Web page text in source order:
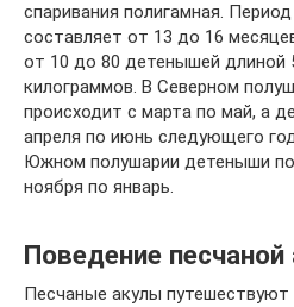
спаривания полигамная.
составляет от 13 до 16
от 10 до 80 детенышей длиной
килограммов. В Северном
происходит с марта по май, а
апреля по июнь следующего
Южном полушарии детеныши
ноября по январь.
Поведение
Песчаные акулы